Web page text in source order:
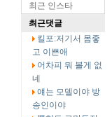
최근 인스타
최근댓글
킬포:저기서 몸좋
고 이쁜애
어차피 뭐 볼게 없
네
얘는 모델이야 방
송인이야